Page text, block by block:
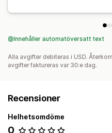
Innehåller automatöversatt text
Alla avgifter debiteras i USD.
avgifter faktureras var 30:e dag.
Recensioner
Helhetsomdöme
0